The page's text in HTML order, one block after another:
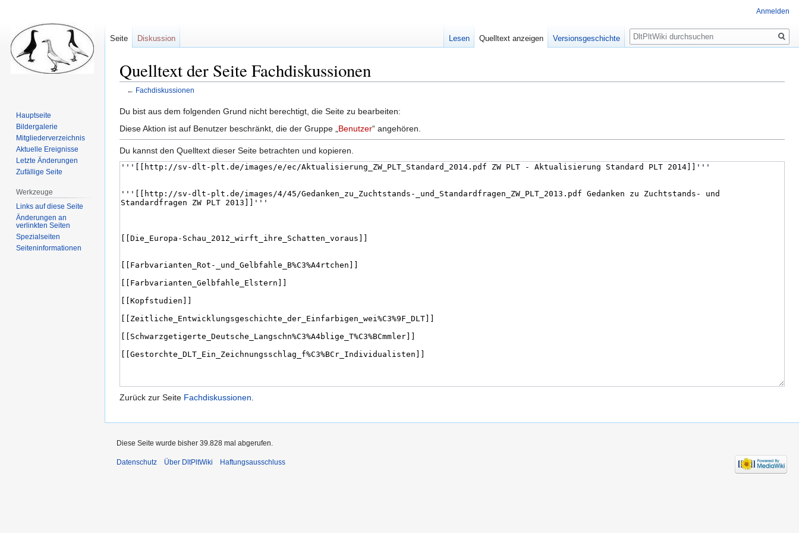
Quelltext der Seite Fachdiskussionen
← Fachdiskussionen
Zur
Navigation
Zur
Suche
Du bist aus dem folgenden Grund nicht berechtigt, die Seite zu bearbeiten:
Diese Aktion ist auf Benutzer beschränkt, die der Gruppe „ Benutzer“ angehören.
Du kannst den Quelltext dieser Seite betrachten und kopieren.
Zurück zur Seite Fachdiskussionen.
Anmelden
Seite Diskussion Lesen Quelltext anzeigen Versionsgeschichte
Suche
Hauptseite
Bildergalerie
Mitgliederverzeichnis
Aktuelle Ereignisse
Letzte Änderungen
Zufällige Seite
Werkzeuge
Links auf diese Seite
Änderungen an
verlinkten Seiten
Spezialseiten
Seiten­informationen
Diese Seite wurde bisher 39.828 mal abgerufen.
Datenschutz Über DltPltWiki Haftungsausschluss